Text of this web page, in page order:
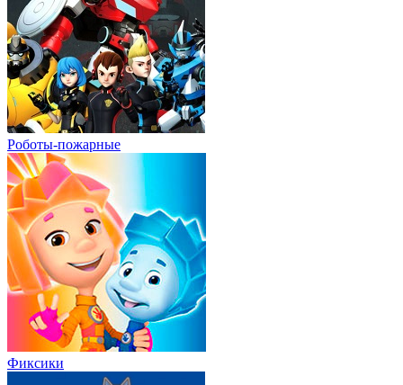
Роботы-пожарные
Фиксики